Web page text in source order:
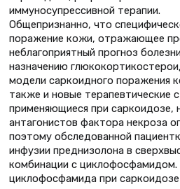
иммуносупрессивной терапии.
Общепризнанно, что
поражение кожи, отражающее
неблагоприятный прогноз
назначению
модели саркоидного поражения
также и новые терапевтические
применяющиеся при саркоидозе,
антагонистов фактора некроза
поэтому обследованной
инфузии преднизолона в
комбинации с циклофосфамидом.
циклофосфамида при саркоидозе